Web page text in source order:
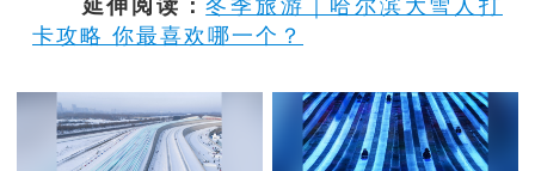
延伸阅读：冬季旅游｜哈尔滨大雪人打
卡攻略 你最喜欢哪一个？